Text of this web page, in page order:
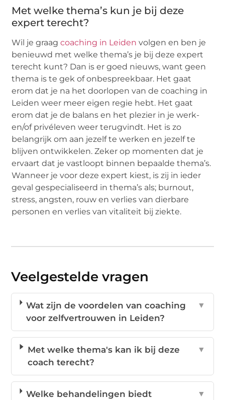
Met welke thema’s kun je bij deze
expert terecht?
Wil je graagcoaching in Leiden volgen en ben je
benieuwd met welke thema’s je bij deze expert
terecht kunt? Dan is er goed nieuws, want geen
thema is te gek of onbespreekbaar. Het gaat
erom dat je na het doorlopen van de coaching in
Leiden weer meer eigen regie hebt. Het gaat
erom dat je de balans en het plezier in je werk-
en/of privéleven weer terugvindt. Het is zo
belangrijk om aan jezelf te werken en jezelf te
blijven ontwikkelen. Zeker op momenten dat je
ervaart dat je vastloopt binnen bepaalde thema’s.
Wanneer je voor deze expert kiest, is zij in ieder
geval gespecialiseerd in thema’s als; burnout,
stress, angsten, rouw en verlies van dierbare
personen en verlies van vitaliteit bij ziekte.
Veelgestelde vragen
Wat zijn de voordelen van coaching
voor zelfvertrouwen in Leiden?
▼
Met welke thema's kan ik bij deze
coach terecht?
▼
Welke behandelingen biedt
▼